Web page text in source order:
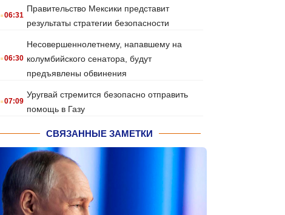
.06:31
Правительство Мексики представит
результаты стратегии безопасности
.06:30
Несовершеннолетнему, напавшему на
колумбийского сенатора, будут
предъявлены обвинения
.07:09
Уругвай стремится безопасно отправить
помощь в Газу
СВЯЗАННЫЕ ЗАМЕТКИ